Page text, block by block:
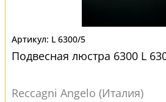
L 6300/5
Подвесная люстра 6300 L
Reccagni Angelo (Италия)